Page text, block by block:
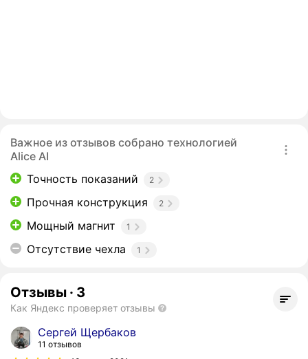
Важное из отзывов собрано технологией
Alice AI
Точность показаний
2
Прочная конструкция 2
Мощный магнит 1
Отсутствие чехла 1
Отзывы · 3
Как Яндекс проверяет отзывы
Сергей Щербаков
11 отзывов